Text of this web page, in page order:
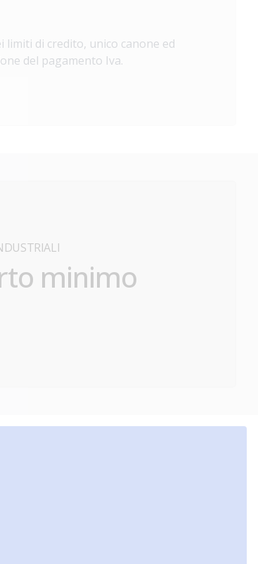
di credito, unico canone ed
del pagamento Iva.
minimo